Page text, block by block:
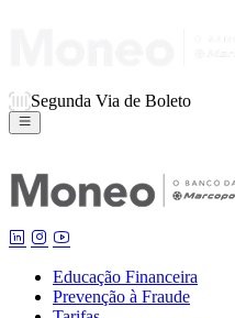
Segunda Via de Boleto
Educação Financeira
Prevenção à Fraude